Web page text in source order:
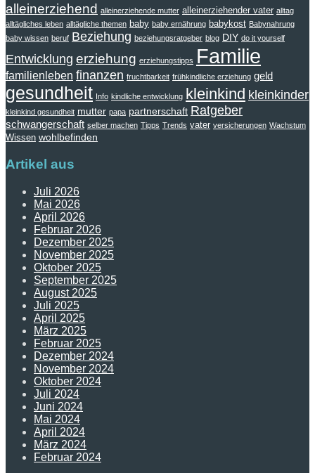
alleinerziehend alleinerziehende mutter alleinerziehender vater alltag
alltägliches leben alltägliche themen baby baby ernährung babykost Babynahrung
baby wissen beruf Beziehung beziehungsratgeber blog DIY do it yourself
Entwicklung erziehung erziehungstipps Familie
familienleben finanzen fruchtbarkeit frühkindliche erziehung geld
gesundheit Info kindliche entwicklung kleinkind kleinkinder
kleinkind gesundheit mutter papa partnerschaft Ratgeber
schwangerschaft selber machen Tipps Trends vater versicherungen Wachstum
Wissen wohlbefinden
Artikel aus
Juli 2026
Mai 2026
April 2026
Februar 2026
Dezember 2025
November 2025
Oktober 2025
September 2025
August 2025
Juli 2025
April 2025
März 2025
Februar 2025
Dezember 2024
November 2024
Oktober 2024
Juli 2024
Juni 2024
Mai 2024
April 2024
März 2024
Februar 2024